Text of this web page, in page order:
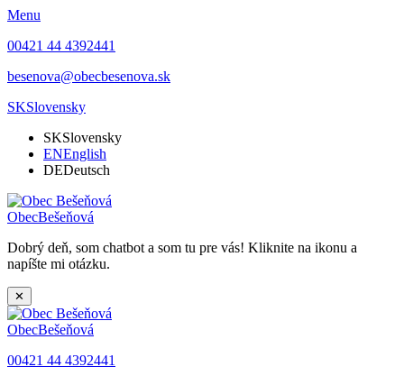
Menu
00421 44 4392441
besenova@obecbesenova.sk
SKSlovensky
SKSlovensky
ENEnglish
DEDeutsch
ObecBešeňová
Dobrý deň, som chatbot a som tu pre vás! Kliknite na ikonu a
napíšte mi otázku.
✕
ObecBešeňová
00421 44 4392441